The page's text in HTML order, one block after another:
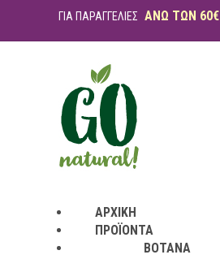
ΓΙΑ ΠΑΡΑΓΓΕΛΙΕΣ ΑΝΩ ΤΩΝ 60€
ΑΡΧΙΚΉ
ΠΡΟΪΌΝΤΑ
ΒΌΤΑΝΑ